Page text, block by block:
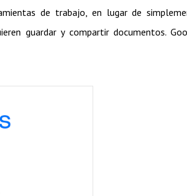
de trabajo, en lugar de
guardar y compartir documentos.